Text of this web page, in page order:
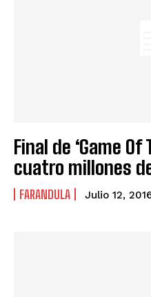
Final de ‘Game
cuatro millones
FARANDULA Julio 12,